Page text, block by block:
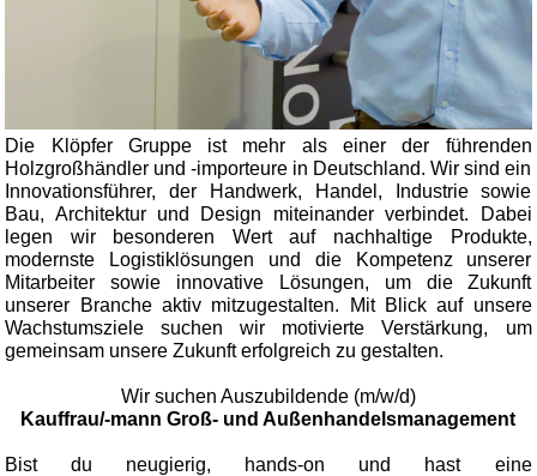
Die Klöpfer Gruppe ist mehr als einer der führenden
Holzgroßhändler und -importeure in Deutschland. Wir sind ein
Innovationsführer, der Handwerk, Handel, Industrie sowie
Bau, Architektur und Design miteinander verbindet. Dabei
legen wir besonderen Wert auf nachhaltige Produkte,
modernste Logistiklösungen und die Kompetenz unserer
Mitarbeiter sowie innovative Lösungen, um die Zukunft
unserer Branche aktiv mitzugestalten. Mit Blick auf unsere
Wachstumsziele suchen wir motivierte Verstärkung, um
gemeinsam unsere Zukunft erfolgreich zu gestalten.
Wir suchen Auszubildende (m/w/d)
Kauffrau/-mann Groß- und Außenhandelsmanagement
Bist du neugierig, hands-on und hast eine